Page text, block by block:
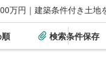
万円｜建築条件付き土地
検索条件保存